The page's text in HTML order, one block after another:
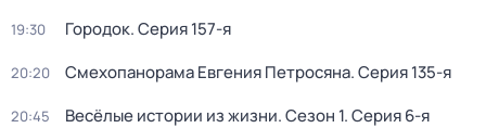
19:30 Городок. Серия 157-я
20:20 Смехопанорама Евгения Петросяна. Серия 135-я
20:45 Весёлые истории из жизни. Сезон 1. Серия 6-я